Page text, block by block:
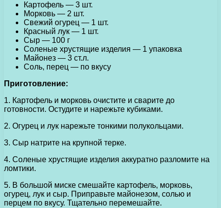
Картофель — 3 шт.
Морковь — 2 шт.
Свежий огурец — 1 шт.
Красный лук — 1 шт.
Сыр — 100 г
Соленые хрустящие изделия — 1 упаковка
Майонез — 3 ст.л.
Соль, перец — по вкусу
Приготовление:
1. Картофель и морковь очистите и сварите до
готовности. Остудите и нарежьте кубиками.
2. Огурец и лук нарежьте тонкими полукольцами.
3. Сыр натрите на крупной терке.
4. Соленые хрустящие изделия аккуратно разломите на
ломтики.
5. В большой миске смешайте картофель, морковь,
огурец, лук и сыр. Приправьте майонезом, солью и
перцем по вкусу. Тщательно перемешайте.